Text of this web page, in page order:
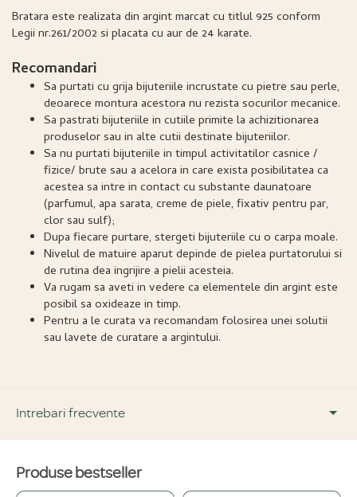
Bratara este realizata din argint marcat cu titlul 925 conform
Legii nr.261/2002 si placata cu aur de 24 karate.
Recomandari
Sa purtati cu grija bijuteriile incrustate cu pietre sau perle,
deoarece montura acestora nu rezista socurilor mecanice.
Sa pastrati bijuteriile in cutiile primite la achizitionarea
produselor sau in alte cutii destinate bijuteriilor.
Sa nu purtati bijuteriile in timpul activitatilor casnice /
fizice/ brute sau a acelora in care exista posibilitatea ca
acestea sa intre in contact cu substante daunatoare
(parfumul, apa sarata, creme de piele, fixativ pentru par,
clor sau sulf);
Dupa fiecare purtare, stergeti bijuteriile cu o carpa moale.
Nivelul de matuire aparut depinde de pielea purtatorului si
de rutina dea ingrijire a pielii acesteia.
Va rugam sa aveti in vedere ca elementele din argint este
posibil sa oxideaze in timp.
Pentru a le curata va recomandam folosirea unei solutii
sau lavete de curatare a argintului.
Intrebari frecvente
DESPRE PRODUS ȘI MATERIALE
Produse bestseller